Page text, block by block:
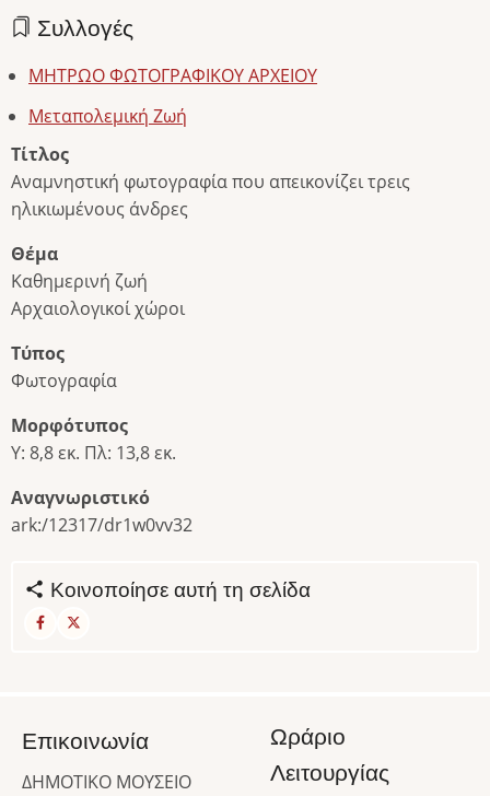
Συλλογές
ΜΗΤΡΩΟ ΦΩΤΟΓΡΑΦΙΚΟΥ ΑΡΧΕΙΟΥ
Μεταπολεμική Ζωή
Τίτλος
Αναμνηστική φωτογραφία που απεικονίζει τρεις
ηλικιωμένους άνδρες
Θέμα
Καθημερινή ζωή
Αρχαιολογικοί χώροι
Τύπος
Φωτογραφία
Μορφότυπος
Υ: 8,8 εκ. Πλ: 13,8 εκ.
Αναγνωριστικό
ark:/12317/dr1w0vv32
Κοινοποίησε αυτή τη σελίδα
Επικοινωνία
ΔΗΜΟΤΙΚΟ ΜΟΥΣΕΙΟ
Ωράριο
Λειτουργίας